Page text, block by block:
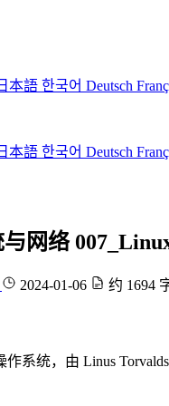
本語 한국어 Deutsch
本語 한국어 Deutsch
网络
2024-01-06 约 1694
系统，由 Linus